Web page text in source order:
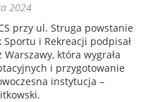
2024
przy ul. Struga powstanie
i Rekreacji podpisał
która wygrała
i przygotowanie
instytucja –